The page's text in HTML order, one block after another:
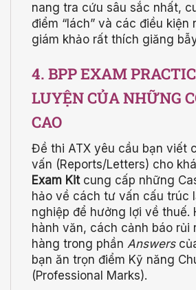
nang tra cứu sâu sắc nhất,
điểm “lách” và các điều kiện
giám khảo rất thích giăng
4. BPP EXAM
LUYỆN CỦA NHỮNG
CAO
Đề thi ATX yêu cầu bạn viết
vấn (Reports/Letters) cho
Exam Kitcung cấp những
hảo về cách tư vấn cấu trúc
nghiệp để hưởng lợi về thuế.
hành văn, cách cảnh báo rủi
hàng trong phần Answers
bạn ăn trọn điểm Kỹ năng
(Professional Marks).